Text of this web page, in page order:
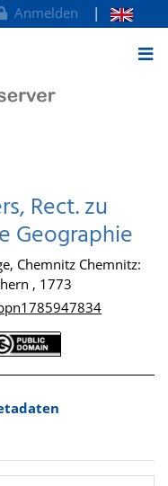
Anmelden
Rect. zu
Geographie
Chemnitz Chemnitz:
, 1773